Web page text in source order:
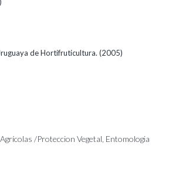
de Hortifruticultura. (2005)
/Proteccion Vegetal, Entomologia